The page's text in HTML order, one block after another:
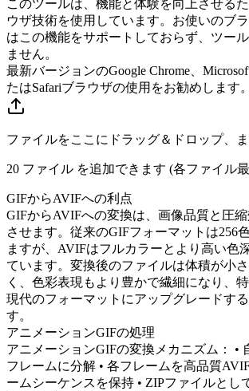
このツールは、機能と体験を向上させる
ウザ技術を使用しています。お使いのブ
はこの機能をサポートしておらず、ツー
ません。
最新バージョンのGoogle Chrome、
たはSafariブラウザの使用をお勧めします。
ファイルをここにドラッグ＆ドロップ、
20 ファイル を追加できます (各ファイル
GIFからAVIFへの利点
GIFからAVIFへの変換は、画像品質と圧
させます。従来のGIFフォーマットは256
ますが、AVIFはフルカラーとより高い色
ています。変換後のファイルは体積が小
く、色彩表現もより豊かで繊細になり、
現代のフォーマットにアップグレードす
す。
アニメーションGIFの処理
アニメーションGIFの変換メカニズム： •
フレームに分解 • 各フレームを高品質
ームシーケンスを保持 • ZIPファイルとし